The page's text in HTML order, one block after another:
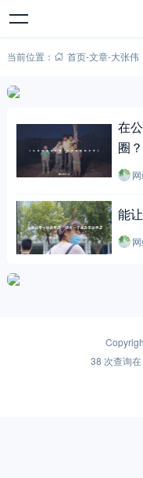
当前位置： 首页-文章-大张伟
在
圈？
能
38 次查询